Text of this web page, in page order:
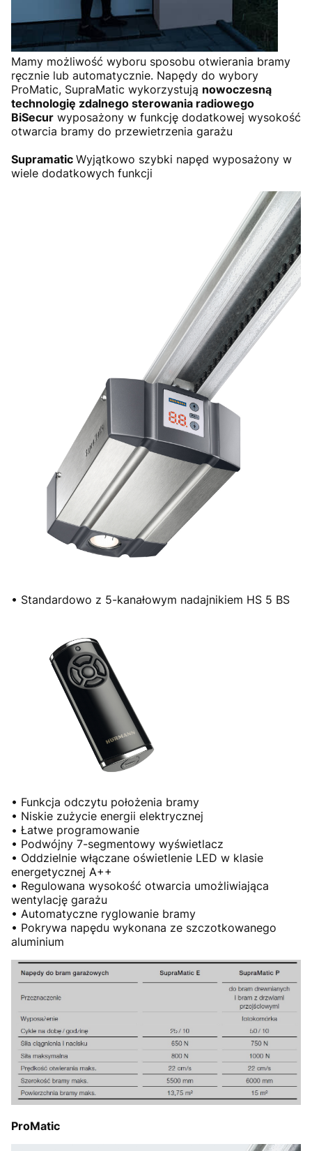
Mamy możliwość wyboru sposobu otwierania bramy
ręcznie lub automatycznie. Napędy do wybory
ProMatic, SupraMatic wykorzystują nowoczesną
technologię zdalnego sterowania radiowego
BiSecur wyposażony w funkcję dodatkowej wysokość
otwarcia bramy do przewietrzenia garażu
Supramatic Wyjątkowo szybki napęd wyposażony w
wiele dodatkowych funkcji
• Standardowo z 5-kanałowym nadajnikiem HS 5 BS
• Funkcja odczytu położenia bramy
• Niskie zużycie energii elektrycznej
• Łatwe programowanie
• Podwójny 7-segmentowy wyświetlacz
• Oddzielnie włączane oświetlenie LED w klasie
energetycznej A++
• Regulowana wysokość otwarcia umożliwiająca
wentylację garażu
• Automatyczne ryglowanie bramy
• Pokrywa napędu wykonana ze szczotkowanego
aluminium
ProMatic